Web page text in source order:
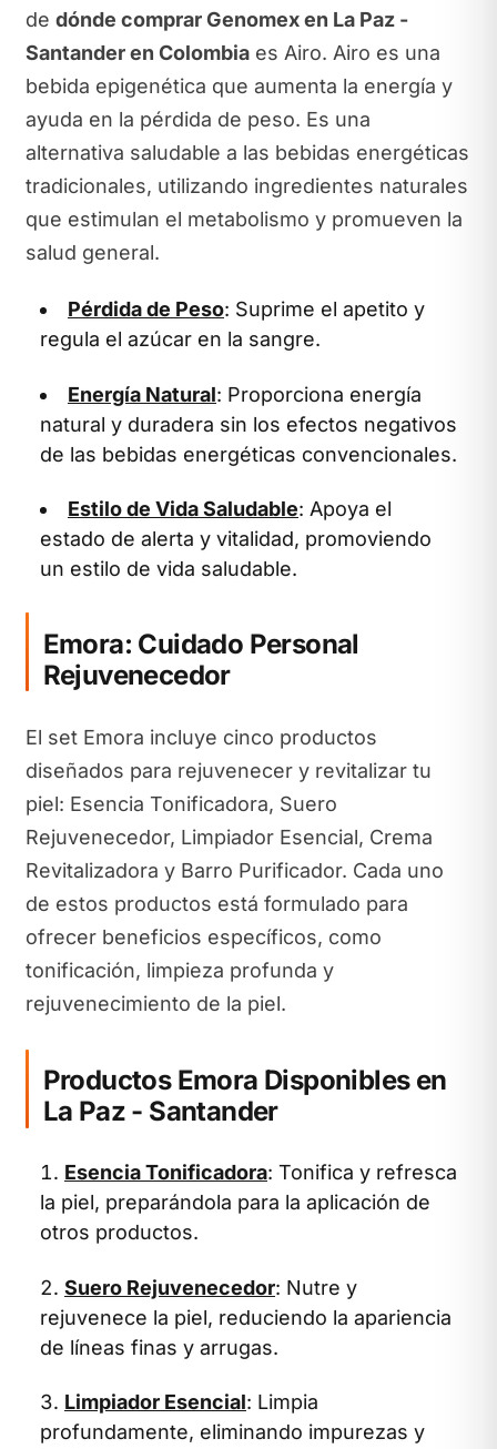
de dónde comprar Genomex en La Paz -
Santander en Colombiaes Airo. Airo es una
bebida epigenética que aumenta la energía y
ayuda en la pérdida de peso. Es una
alternativa saludable a las bebidas energéticas
tradicionales, utilizando ingredientes naturales
que estimulan el metabolismo y promueven la
salud general.
Pérdida de Peso: Suprime el apetito y
regula el azúcar en la sangre.
Energía Natural: Proporciona energía
natural y duradera sin los efectos negativos
de las bebidas energéticas convencionales.
Estilo de Vida Saludable: Apoya el
estado de alerta y vitalidad, promoviendo
un estilo de vida saludable.
Emora: Cuidado Personal
Rejuvenecedor
El set Emora incluye cinco productos
diseñados para rejuvenecer y revitalizar tu
piel: Esencia Tonificadora, Suero
Rejuvenecedor, Limpiador Esencial, Crema
Revitalizadora y Barro Purificador. Cada uno
de estos productos está formulado para
ofrecer beneficios específicos, como
tonificación, limpieza profunda y
rejuvenecimiento de la piel.
Productos Emora Disponibles en
La Paz - Santander
Esencia Tonificadora: Tonifica y refresca
la piel, preparándola para la aplicación de
otros productos.
Suero Rejuvenecedor: Nutre y
rejuvenece la piel, reduciendo la apariencia
de líneas finas y arrugas.
Limpiador Esencial: Limpia
profundamente, eliminando impurezas y